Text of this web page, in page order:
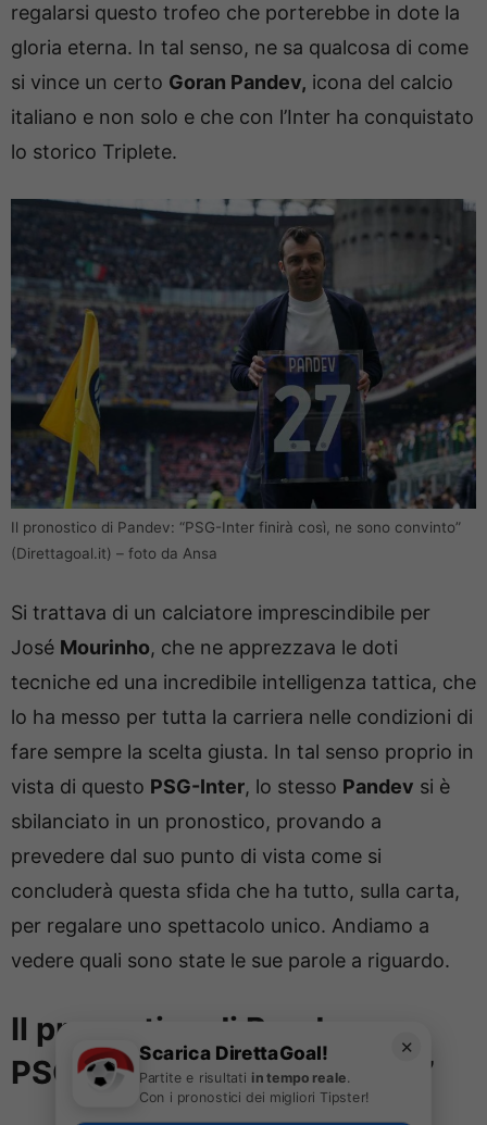
regalarsi questo trofeo che porterebbe in dote la
gloria eterna. In tal senso, ne sa qualcosa di come
si vince un certo Goran Pandev, icona del calcio
italiano e non solo e che con l’Inter ha conquistato
lo storico Triplete.
Il pronostico di Pandev: “PSG-Inter finirà così, ne sono convinto”
(Direttagoal.it) – foto da Ansa
Si trattava di un calciatore imprescindibile per
José Mourinho, che ne apprezzava le doti
tecniche ed una incredibile intelligenza tattica, che
lo ha messo per tutta la carriera nelle condizioni di
fare sempre la scelta giusta. In tal senso proprio in
vista di questo PSG-Inter, lo stesso Pandev si è
sbilanciato in un pronostico, provando a
prevedere dal suo punto di vista come si
concluderà questa sfida che ha tutto, sulla carta,
per regalare uno spettacolo unico. Andiamo a
vedere quali sono state le sue parole a riguardo.
Il pronostico di Pandev per
PSG-Inter: “Ne sono sicuro”
✕
Scarica DirettaGoal!
Partite e risultati in tempo reale.
Con i pronostici dei migliori Tipster!